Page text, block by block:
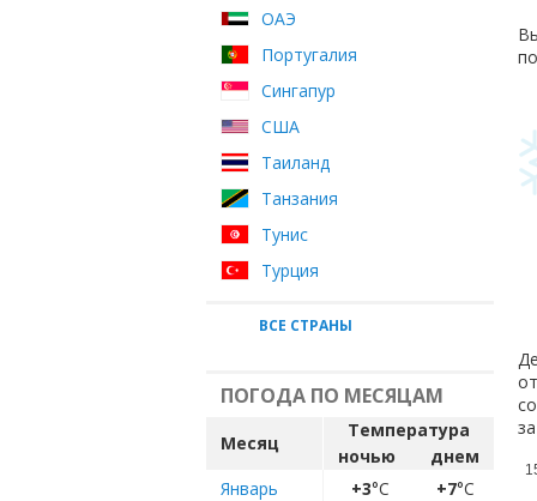
ОАЭ
Португалия
Сингапур
США
Таиланд
Танзания
Тунис
Турция
ВСЕ СТРАНЫ
ПОГОДА ПО МЕСЯЦАМ
Месяц
Температура
ночью
днем
Январь
+3°C +7°C